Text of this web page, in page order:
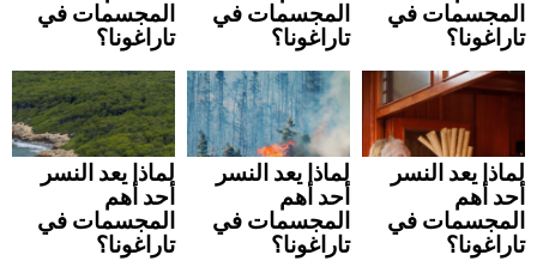
المجسمات في
تاراغونا؟
المجسمات في
تاراغونا؟
المجسمات في
تاراغونا؟
لماذا يعد النسر
أحد أهم
المجسمات في
تاراغونا؟
لماذا يعد النسر
أحد أهم
المجسمات في
تاراغونا؟
لماذا يعد النسر
أحد أهم
المجسمات في
تاراغونا؟